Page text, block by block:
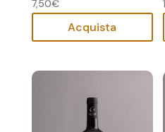
7,50€
Acquista